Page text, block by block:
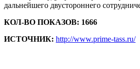
дальнейшего двустороннего
КОЛ-ВО ПОКАЗОВ: 1666
ИСТОЧНИК: http://www.prime-tass.ru/